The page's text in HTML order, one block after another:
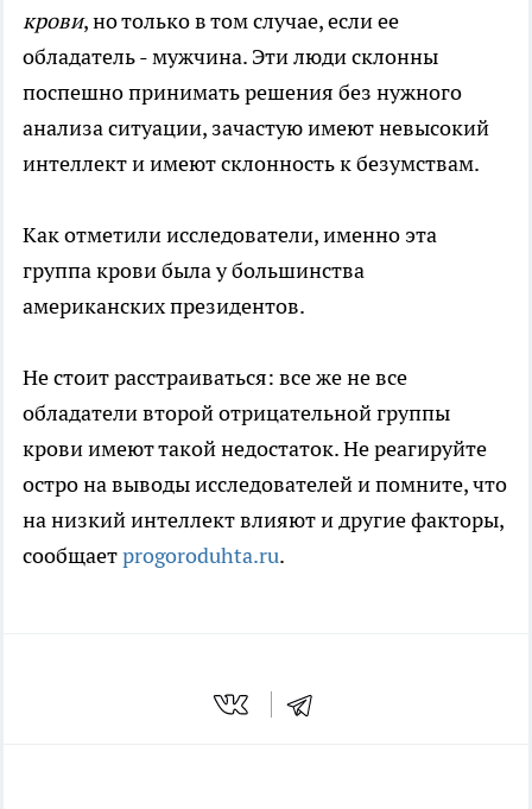
крови, но только в том случае, если ее
обладатель - мужчина. Эти люди склонны
поспешно принимать решения без нужного
анализа ситуации, зачастую имеют невысокий
интеллект и имеют склонность к безумствам.
Как отметили исследователи, именно эта
группа крови была у большинства
американских президентов.
Не стоит расстраиваться: все же не все
обладатели второй отрицательной группы
крови имеют такой недостаток. Не реагируйте
остро на выводы исследователей и помните, что
на низкий интеллект влияют и другие факторы,
сообщаетprogoroduhta.ru.